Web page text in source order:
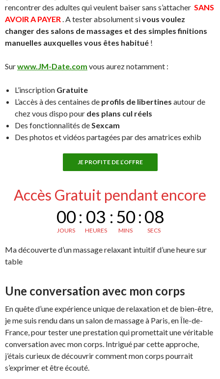
rencontrer des adultes qui veulent baiser sans s’attacher SANS
AVOIR A PAYER . A tester absolument sivous voulez
changer des salons de massages et des simples finitions
manuelles auxquelles vous êtes habitué !
Surwww.JM-Date.com vous aurez notamment :
L’inscription Gratuite
L’accès à des centaines de profils de libertines autour de
chez vous dispo pour des plans cul réels
Des fonctionnalités de Sexcam
Des photos et vidéos partagées par des amatrices exhib
JE PROFITE DE L’OFFRE
Accès Gratuit pendant encore
00
JOURS
: 03
HEURES
: 50
MINS
:08
SECS
Ma découverte d’un massage relaxant intuitif d’une heure sur
table
Une conversation avec mon corps
En quête d’une expérience unique de relaxation et de bien-être,
je me suis rendu dans un salon de massage à Paris, en Île-de-
France, pour tester une prestation qui promettait une véritable
conversation avec mon corps. Intrigué par cette approche,
j’étais curieux de découvrir comment mon corps pourrait
s’exprimer et être écouté.